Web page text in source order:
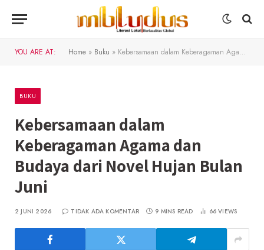
YOU ARE AT: Home » Buku » Kebersamaan dalam Keberagaman Agama dan Budaya dari Novel Hujan Bulan Juni
BUKU
Kebersamaan dalam
Keberagaman Agama dan
Budaya dari Novel Hujan Bulan
Juni
2 JUNI 2026 TIDAK ADA KOMENTAR 9 MINS READ 66VIEWS